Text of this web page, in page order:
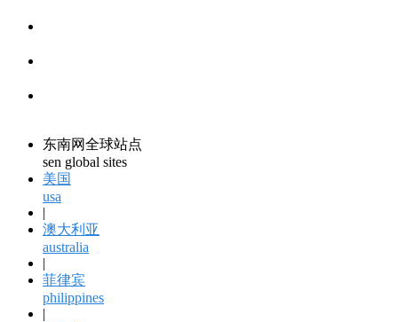
东南网全球站点
sen global sites
美国
usa
|
澳大利亚
australia
|
菲律宾
philippines
|